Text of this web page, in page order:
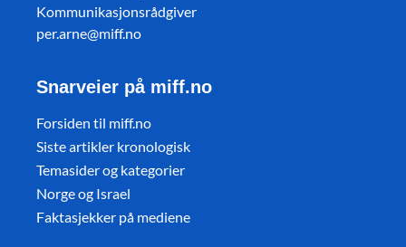
Kommunikasjonsrådgiver
per.arne@miff.no
Snarveier på miff.no
Forsiden til miff.no
Siste artikler kronologisk
Temasider og kategorier
Norge og Israel
Faktasjekker på mediene